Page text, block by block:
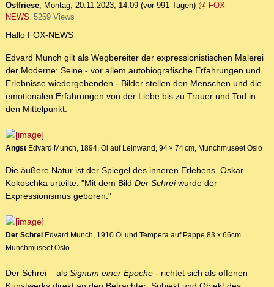
Ostfriese, Montag, 20.11.2023, 14:09 (vor 991 Tagen) @ FOX-
NEWS 5259 Views
Hallo FOX-NEWS
Edvard Munch gilt als Wegbereiter der expressionistischen Malerei
der Moderne: Seine - vor allem autobiografische Erfahrungen und
Erlebnisse wiedergebenden - Bilder stellen den Menschen und die
emotionalen Erfahrungen von der Liebe bis zu Trauer und Tod in
den Mittelpunkt.
Angst Edvard Munch, 1894, Öl auf Leinwand, 94 × 74 cm, Munchmuseet Oslo
Die äußere Natur ist der Spiegel des inneren Erlebens. Oskar
Kokoschka urteilte: "Mit dem Bild Der Schreiwurde der
Expressionismus geboren."
Der Schrei Edvard Munch, 1910 Öl und Tempera auf Pappe 83 x 66cm
Munchmuseet Oslo
Der Schrei – als Signum einer Epoche - richtet sich als offenen